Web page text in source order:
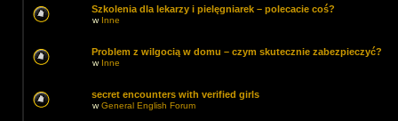
Szkolenia dla lekarzy i pielęgniarek – polecacie coś?
w Inne
Problem z wilgocią w domu – czym skutecznie zabezpieczyć?
w Inne
secret encounters with verified girls
wGeneral English Forum